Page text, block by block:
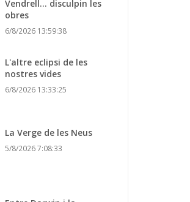
Vendrell... disculpin les
obres
6/8/2026 13:59:38
L'altre eclipsi de les
nostres vides
6/8/2026 13:33:25
La Verge de les Neus
5/8/2026 7:08:33